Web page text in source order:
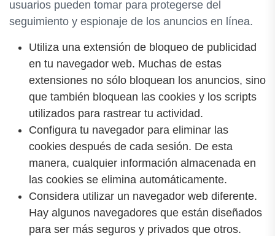
usuarios pueden tomar para protegerse del
seguimiento y espionaje de los anuncios en línea.
Utiliza una extensión de bloqueo de publicidad
en tu navegador web. Muchas de estas
extensiones no sólo bloquean los anuncios, sino
que también bloquean las cookies y los scripts
utilizados para rastrear tu actividad.
Configura tu navegador para eliminar las
cookies después de cada sesión. De esta
manera, cualquier información almacenada en
las cookies se elimina automáticamente.
Considera utilizar un navegador web diferente.
Hay algunos navegadores que están diseñados
para ser más seguros y privados que otros.